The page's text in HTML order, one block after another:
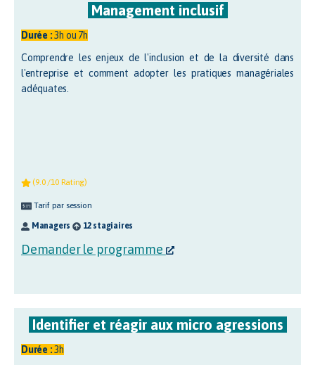
Management inclusif
Durée :3h ou 7h
Comprendre les enjeux de l'inclusion et de la diversité dans
l'entreprise et comment adopter les pratiques managériales
adéquates.
(9.0 /10 Rating)
Tarif par session
Managers 12 stagiaires
Demander le programme
Identifier et réagir aux micro agressions
Durée :3h